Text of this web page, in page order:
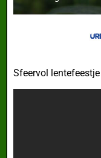
Sfeervol lentefeestje